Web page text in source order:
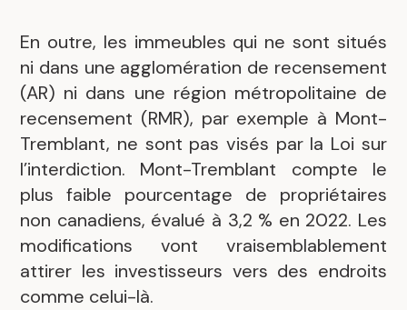
En outre, les immeubles qui ne sont situés
ni dans une agglomération de recensement
(AR) ni dans une région métropolitaine de
recensement (RMR), par exemple à Mont-
Tremblant, ne sont pas visés par la Loi sur
l’interdiction. Mont-Tremblant compte le
plus faible pourcentage de propriétaires
non canadiens, évalué à 3,2 % en 2022. Les
modifications vont vraisemblablement
attirer les investisseurs vers des endroits
comme celui-là.